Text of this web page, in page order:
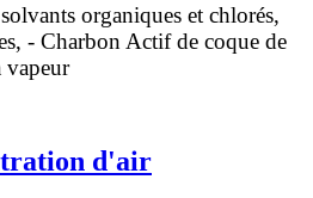
organiques et chlorés,
- Charbon Actif de coque de
vapeur
d'air